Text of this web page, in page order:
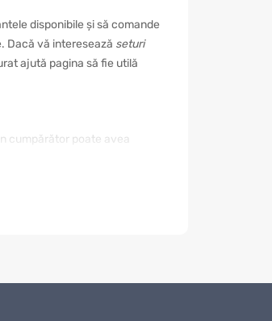
disponibile și să comande
Dacă vă interesează seturi
ajută pagina să fie utilă
cumpărător poate avea